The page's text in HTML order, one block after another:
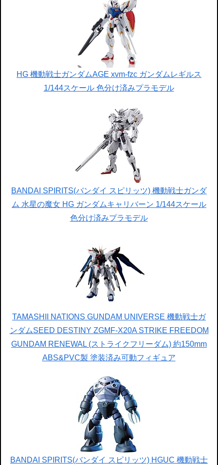
HG 機動戦士ガンダムAGE xvm-fzc ガンダムレギルス
1/144スケール 色分け済みプラモデル
BANDAI SPIRITS(バンダイ スピリッツ) 機動戦士ガンダ
ム 水星の魔女 HG ガンダムキャリバーン 1/144スケール
色分け済みプラモデル
TAMASHII NATIONS GUNDAM UNIVERSE 機動戦士ガ
ンダムSEED DESTINY ZGMF-X20A STRIKE FREEDOM
GUNDAM RENEWAL (ストライクフリーダム) 約150mm
ABS&PVC製 塗装済み可動フィギュア
BANDAI SPIRITS(バンダイ スピリッツ) HGUC 機動戦士